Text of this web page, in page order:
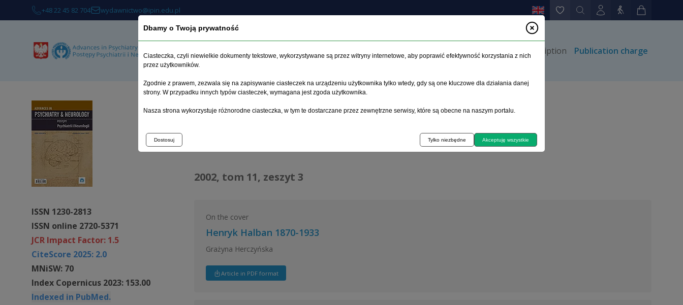
+48 22 45 82 704 wydawnictwo@ipin.edu.pl
About the journal Ethics Guidelines for authors Contact Subscription Publication charge
ISSN 1230-2813
ISSN online 2720-5371
JCR Impact Factor: 1.5
CiteScore 2025: 2.0
MNiSW: 70
Index Copernicus 2023: 153.00
Indexed in PubMed.
Home page>Archive>zeszyt 3
2002, tom 11, zeszyt 3
On the cover
Henryk Halban 1870-1933
Grażyna Herczyńska
Article in PDF format
Dbamy o Twoją prywatność
Ciasteczka, czyli niewielkie dokumenty tekstowe, wykorzystywane są przez witryny internetowe, aby poprawić efektywność korzystania z nich
przez użytkowników.
Zgodnie z prawem, zezwala się na zapisywanie ciasteczek na urządzeniu użytkownika tylko wtedy, gdy są one kluczowe dla działania danej
strony. W przypadku innych typów ciasteczek, wymagana jest zgoda użytkownika.
Nasza strona wykorzystuje różnorodne ciasteczka, w tym te dostarczane przez zewnętrzne serwisy, które są obecne na naszym portalu.
Dostosuj Tylko niezbędne Akceptuję wszystkie